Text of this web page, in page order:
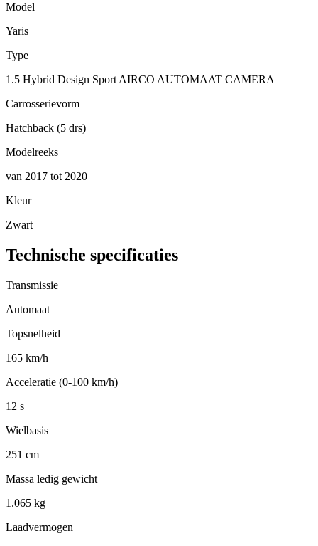
Model
Yaris
Type
1.5 Hybrid Design Sport AIRCO AUTOMAAT CAMERA
Carrosserievorm
Hatchback (5 drs)
Modelreeks
van 2017 tot 2020
Kleur
Zwart
Technische specificaties
Transmissie
Automaat
Topsnelheid
165 km/h
Acceleratie (0-100 km/h)
12 s
Wielbasis
251 cm
Massa ledig gewicht
1.065 kg
Laadvermogen